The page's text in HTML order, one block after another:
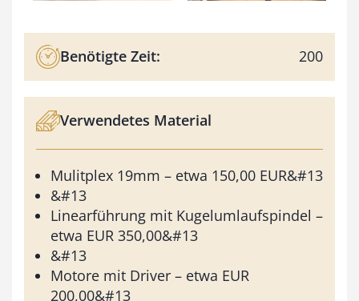
Benötigte Zeit: 200
Verwendetes Material
Mulitplex 19mm – etwa 150,00 EUR&#13
&#13
Linearführung mit Kugelumlaufspindel –
etwa EUR 350,00&#13
&#13
Motore mit Driver – etwa EUR
200,00&#13